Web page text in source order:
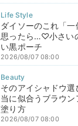
ダイソーのこれ「
思ったら…♡小さい
い黒ポーチ
2026/08/07 08:00
そのアイシャドウ
当に似合うブラウ
塗り方
2026/08/07 08:00